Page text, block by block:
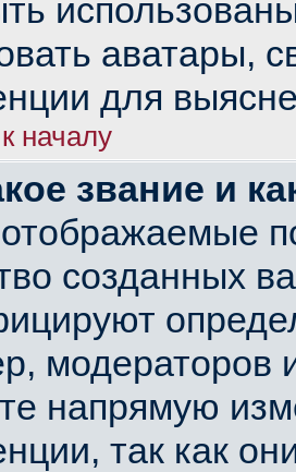
аватары,
для
началу
звание и
созданных
модераторов
напрямую
так как